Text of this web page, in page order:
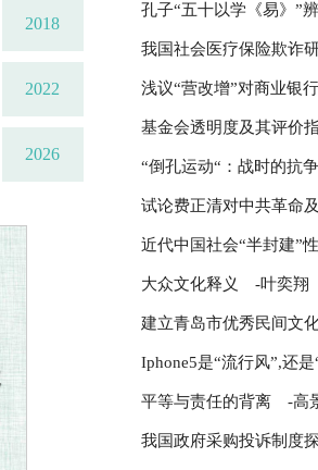
2018
2022
2026
孔子“五十以学《易》”
我国社会医疗保险欺诈
浅议“营改增”对商业银
基金会透明度及其评价
“倒孔运动“：战时的抗
试论费正清对中共革命
近代中国社会“半封建”
大众文化释义 -叶奕翔
建立青岛市优秀民间文
Iphone5是“流行风”,还
平等与责任的背离 -高
我国政府采购投诉制度